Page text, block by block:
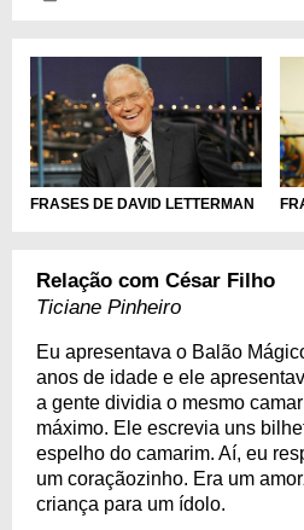
FRASES DE DAVID LETTERMAN
Relação com César Filho
Ticiane Pinheiro
Eu apresentava o Balão
anos de idade e ele
a gente dividia o mesmo
máximo. Ele escrevia uns
espelho do camarim. Aí, eu
um coraçãozinho. Era um
criança para um ídolo.